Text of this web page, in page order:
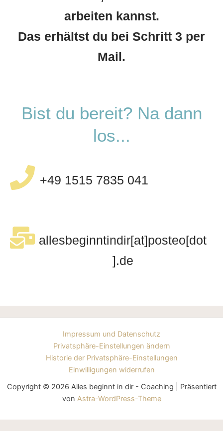
arbeiten kannst.
Das erhältst du bei Schritt 3 per
Mail.
Bist du bereit? Na dann
los...
+49 1515 7835 041
allesbeginntindir[at]posteo[dot
].de
Impressum und Datenschutz
Privatsphäre-Einstellungen ändern
Historie der Privatsphäre-Einstellungen
Einwilligungen widerrufen
Copyright © 2026 Alles beginnt in dir - Coaching | Präsentiert
von Astra-WordPress-Theme